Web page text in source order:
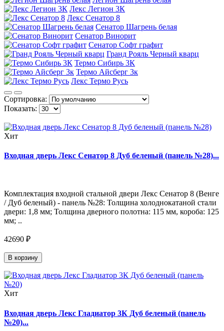
Лекс Легион 3К
Лекс Сенатор 8
Сенатор Шагрень белая
Сенатор Винорит
Сенатор Софт графит
Гранд Рояль Черный кварц
Термо Сибирь 3К
Термо Айсберг 3к
Лекс Термо Русь
Сортировка:
Показать:
Хит
Входная дверь Лекс Сенатор 8 Дуб беленый (панель №28)...
Комплектация входной стальной двери Лекс Сенатор 8 (Венге
/ Дуб беленый) - панель №28: Толщина холоднокатаной стали
двери: 1,8 мм; Толщина дверного полотна: 115 мм, короба: 125
мм; ..
42690 ₽
В корзину
Хит
Входная дверь Лекс Гладиатор 3К Дуб беленый (панель
№20)...